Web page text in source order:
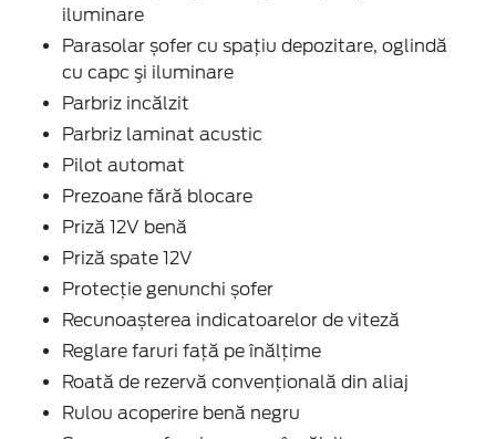
iluminare
Parasolar șofer cu spațiu depozitare, oglindă
cu capc şi iluminare
Parbriz incălzit
Parbriz laminat acustic
Pilot automat
Prezoane fără blocare
Priză 12V benă
Priză spate 12V
Protecție genunchi șofer
Recunoașterea indicatoarelor de viteză
Reglare faruri față pe înălțime
Roată de rezervă convențională din aliaj
Rulou acoperire benă negru